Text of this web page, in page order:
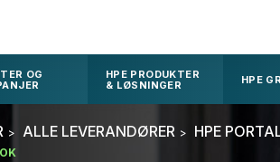
OG
HPE PRODUKTER
& LØSNINGER
HPE
ALLE LEVERANDØRER HPE